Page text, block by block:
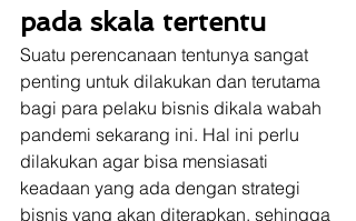
pada skala tertentu
Suatu perencanaan tentunya sangat
penting untuk dilakukan dan terutama
bagi para pelaku bisnis dikala wabah
pandemi sekarang ini. Hal ini perlu
dilakukan agar bisa mensiasati
keadaan yang ada dengan strategi
bisnis yang akan diterapkan, sehingga